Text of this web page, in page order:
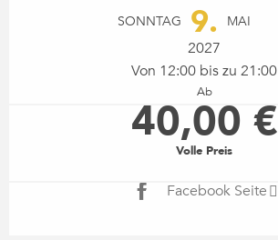
SONNTAG 9. MAI
2027
Von 12:00 bis zu 21:00
Ab
40,00 €
Volle Preis
Facebook Seite